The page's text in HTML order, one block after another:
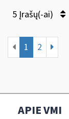
5 Įrašų(-ai)
1 2
APIE VMI